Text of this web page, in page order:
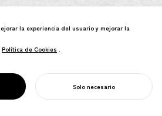
Diseño de cortapapeles en colaboración
técnicas tradicionales en forma
la experiencia del usuario y mejorar la
Política de Cookies
Política de Cookies .
Solo necesario